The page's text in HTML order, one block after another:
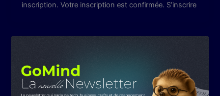
inscription. Votre inscription est confirmée. S’inscrire